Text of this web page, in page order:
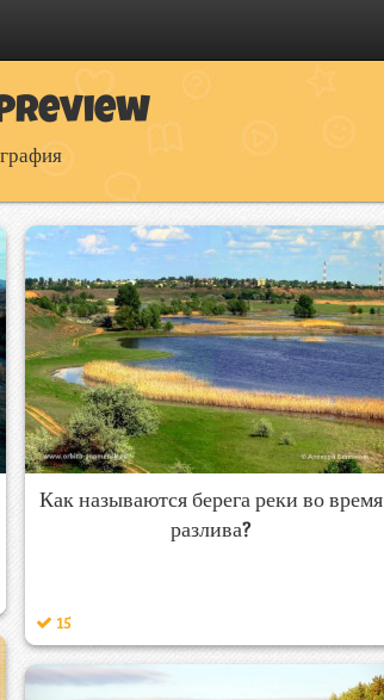
Как называются берега реки во время
разлива?
15